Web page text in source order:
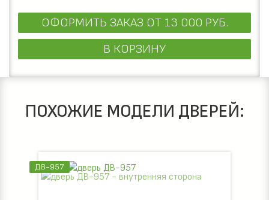
ОФОРМИТЬ ЗАКАЗ ОТ 13 000 РУБ.
В КОРЗИНУ
ПОХОЖИЕ МОДЕЛИ ДВЕРЕЙ:
ДВ-957